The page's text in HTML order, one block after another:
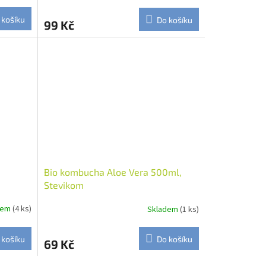
99 Kč Do košíku
(4 ks)
Bio kombucha Aloe Vera 500ml,
Stevikom
Skladem (1 ks)
69 Kč Do košíku